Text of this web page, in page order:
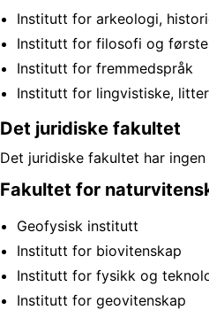
Institutt for arkeologi,
Institutt for filosofi og
Institutt for fremmedspråk
Institutt for lingvistiske,
Det juridiske fakultet
Det juridiske fakultet har
Fakultet for
Geofysisk institutt
Institutt for biovitenskap
Institutt for fysikk og
Institutt for geovitenskap